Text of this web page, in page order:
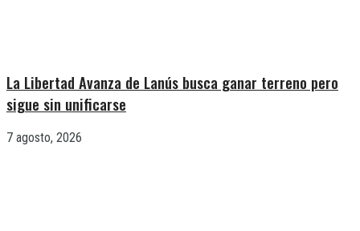
La Libertad Avanza de Lanús busca ganar terreno pero
sigue sin unificarse
7 agosto, 2026